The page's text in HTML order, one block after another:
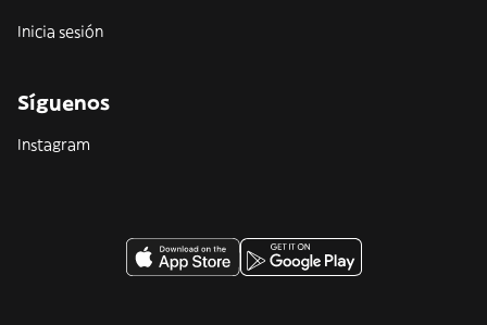
Inicia sesión
Síguenos
Instagram